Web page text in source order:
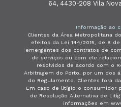
64, 4430-208 Vila
Informação ao
Clientes da Área Metropolitana
efeitos da Lei 144/2015, de 8
emergentes dos contratos de
de serviços ou com ele
resolvidos de acordo com o
Arbitragem do Porto, por um dos
do Regulamento. Clientes fora
Em caso de litígio o consumidor
de Resolução Alternativa de
informações em